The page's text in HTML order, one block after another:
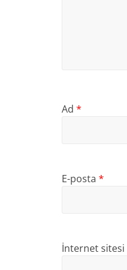
Ad *
E-posta *
İnternet sitesi